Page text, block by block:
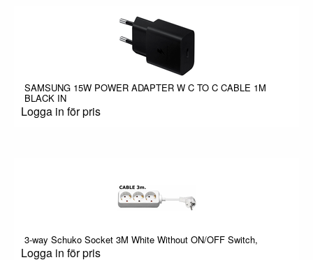
SAMSUNG 15W POWER ADAPTER W C TO C CABLE 1M
BLACK IN
Logga in för pris
3-way Schuko Socket 3M White Without ON/OFF Switch,
Logga in för pris